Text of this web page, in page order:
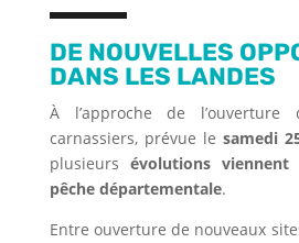
DE NOUVELLES
DANS LES LANDES
À l’approche de
carnassiers, prévue le samedi
plusieurs évolutions
pêche départementale.
Entre ouverture de nouveaux